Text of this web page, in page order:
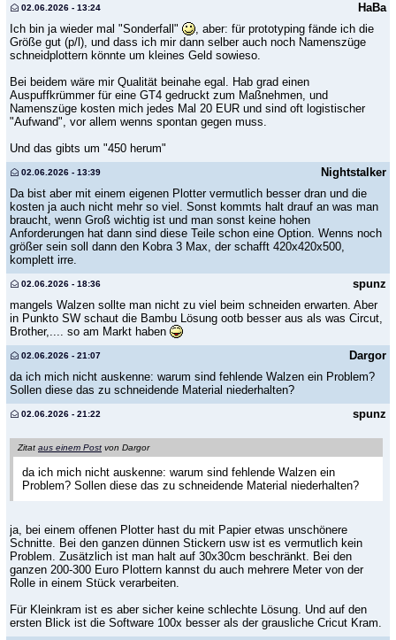
HaBa
02.06.2026 - 13:24
Ich bin ja wieder mal "Sonderfall"
, aber: für prototyping fände ich die
Größe gut (p/l), und dass ich mir dann selber auch noch Namenszüge
schneidplottern könnte um kleines Geld sowieso.
Bei beidem wäre mir Qualität beinahe egal. Hab grad einen
Auspuffkrümmer für eine GT4 gedruckt zum Maßnehmen, und
Namenszüge kosten mich jedes Mal 20 EUR und sind oft logistischer
"Aufwand", vor allem wenns spontan gegen muss.
Und das gibts um "450 herum"
Nightstalker
02.06.2026 - 13:39
Da bist aber mit einem eigenen Plotter vermutlich besser dran und die
kosten ja auch nicht mehr so viel. Sonst kommts halt drauf an was man
braucht, wenn Groß wichtig ist und man sonst keine hohen
Anforderungen hat dann sind diese Teile schon eine Option. Wenns noch
größer sein soll dann den Kobra 3 Max, der schafft 420x420x500,
komplett irre.
spunz
02.06.2026 - 18:36
mangels Walzen sollte man nicht zu viel beim schneiden erwarten. Aber
in Punkto SW schaut die Bambu Lösung ootb besser aus als was Circut,
Brother,.... so am Markt haben
Dargor
02.06.2026 - 21:07
da ich mich nicht auskenne: warum sind fehlende Walzen ein Problem?
Sollen diese das zu schneidende Material niederhalten?
spunz
02.06.2026 - 21:22
Zitat aus einem Post von Dargor
da ich mich nicht auskenne: warum sind fehlende Walzen ein
Problem? Sollen diese das zu schneidende Material niederhalten?
ja, bei einem offenen Plotter hast du mit Papier etwas unschönere
Schnitte. Bei den ganzen dünnen Stickern usw ist es vermutlich kein
Problem. Zusätzlich ist man halt auf 30x30cm beschränkt. Bei den
ganzen 200-300 Euro Plottern kannst du auch mehrere Meter von der
Rolle in einem Stück verarbeiten.
Für Kleinkram ist es aber sicher keine schlechte Lösung. Und auf den
ersten Blick ist die Software 100x besser als der grausliche Cricut Kram.